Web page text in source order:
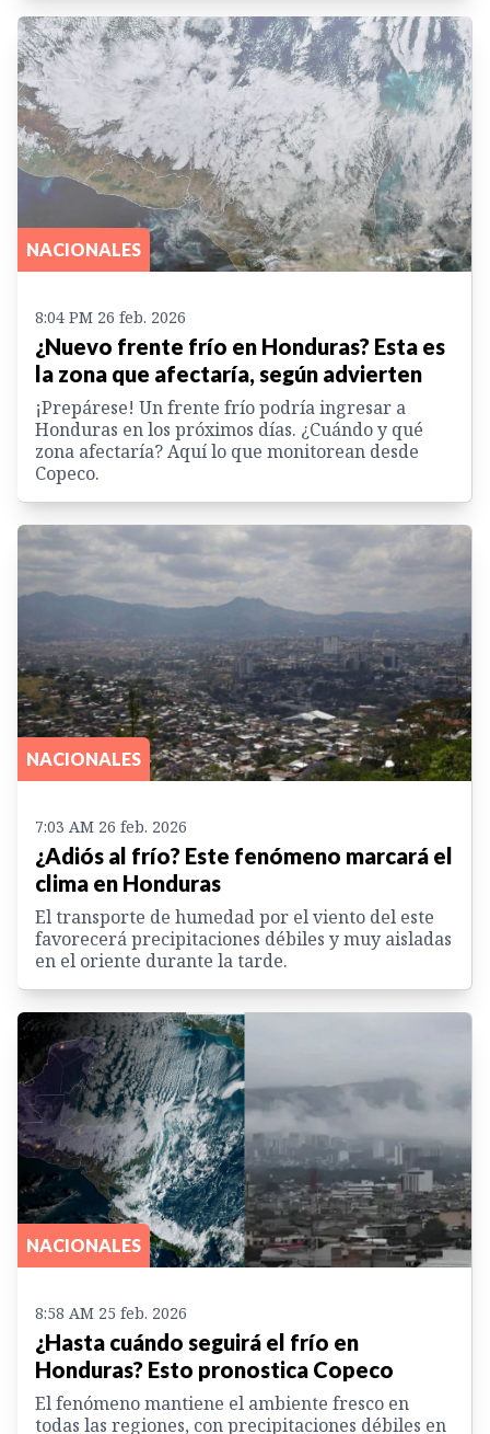
NACIONALES
8:04 PM 26 feb. 2026
¿Nuevo frente frío en Honduras? Esta es
la zona que afectaría, según advierten
¡Prepárese! Un frente frío podría ingresar a
Honduras en los próximos días. ¿Cuándo y qué
zona afectaría? Aquí lo que monitorean desde
Copeco.
NACIONALES
7:03 AM 26 feb. 2026
¿Adiós al frío? Este fenómeno marcará el
clima en Honduras
El transporte de humedad por el viento del este
favorecerá precipitaciones débiles y muy aisladas
en el oriente durante la tarde.
NACIONALES
8:58 AM 25 feb. 2026
¿Hasta cuándo seguirá el frío en
Honduras? Esto pronostica Copeco
El fenómeno mantiene el ambiente fresco en
todas las regiones, con precipitaciones débiles en